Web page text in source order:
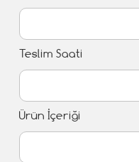
Teslim Saati
Ürün İçeriği